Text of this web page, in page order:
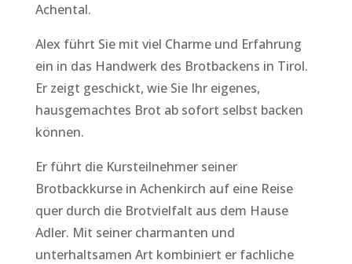
Achental.
Alex führt Sie mit viel Charme und Erfahrung
ein in das Handwerk des Brotbackens in Tirol.
Er zeigt geschickt, wie Sie Ihr eigenes,
hausgemachtes Brot ab sofort selbst backen
können.
Er führt die Kursteilnehmer seiner
Brotbackkurse in Achenkirch auf eine Reise
quer durch die Brotvielfalt aus dem Hause
Adler. Mit seiner charmanten und
unterhaltsamen Art kombiniert er fachliche